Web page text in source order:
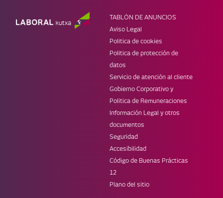
Seguros
Jóvenes
WEBS DE LK
Web corporativa
Prensa
Trabaja en LABORAL Kutxa
TABLÓN DE ANUNCIOS
Aviso Legal
Política de cookies
Política de protección de
datos
Servicio de atención al cliente
Gobierno Corporativo y
Politica de Remuneraciones
Información Legal y otros
documentos
Seguridad
Accesibilidad
Código de Buenas Prácticas
12
Plano del sitio